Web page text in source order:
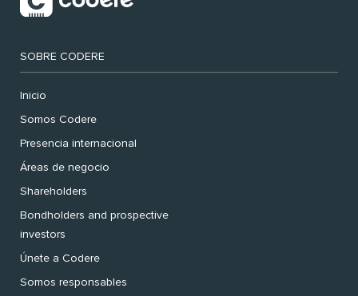
SOBRE CODERE
Inicio
Somos Codere
Presencia internacional
Áreas de negocio
Shareholders
Bondholders and prospective
investors
Únete a Codere
Somos responsables